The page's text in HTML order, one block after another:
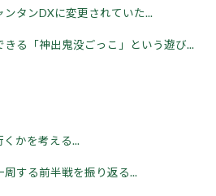
タンDXに変更されていた...
きる「神出鬼没ごっこ」という遊び...
かを考える...
周する前半戦を振り返る...